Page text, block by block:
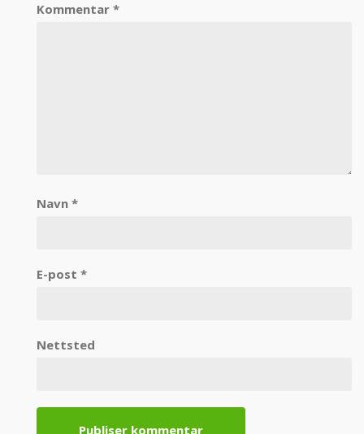
Kommentar *
Navn *
E-post *
Nettsted